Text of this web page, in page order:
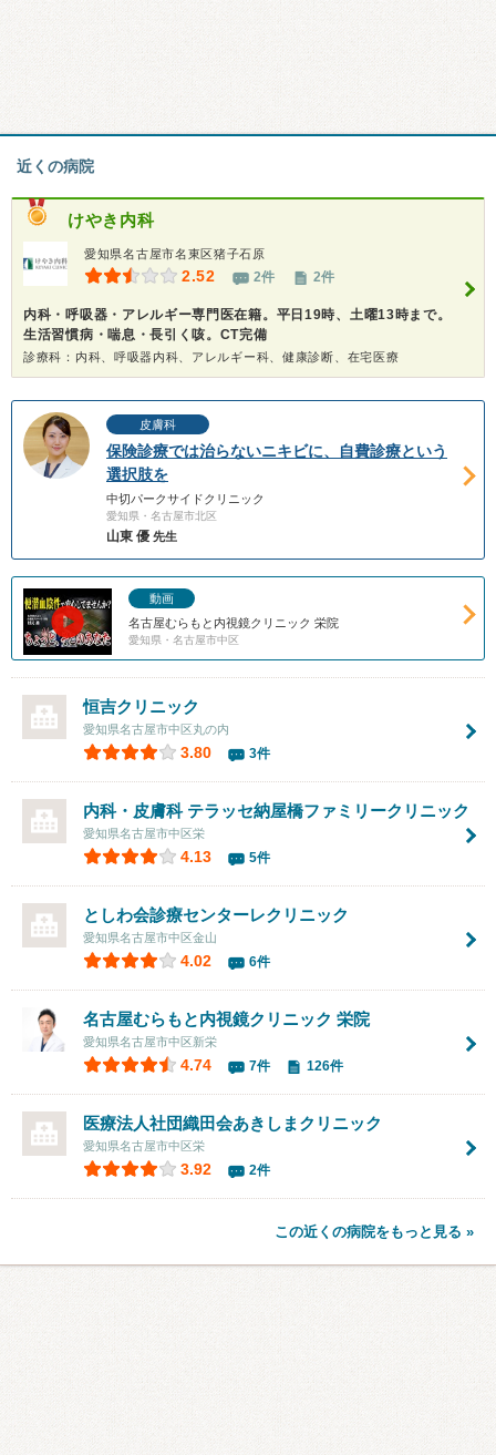
近くの病院
けやき内科
愛知県名古屋市名東区猪子石原
2.52 2件 2件
内科・呼吸器・アレルギー専門医在籍。平日19時、土曜13時まで。
生活習慣病・喘息・長引く咳。CT完備
診療科：内科、呼吸器内科、アレルギー科、健康診断、在宅医療
皮膚科
保険診療では治らないニキビに、自費診療という
選択肢を
中切パークサイドクリニック
愛知県・名古屋市北区
山東 優 先生
動画
名古屋むらもと内視鏡クリニック 栄院
愛知県・名古屋市中区
恒吉クリニック
愛知県名古屋市中区丸の内
3.80 3件
内科・皮膚科 テラッセ納屋橋ファミリークリニック
愛知県名古屋市中区栄
4.13 5件
としわ会診療センターレクリニック
愛知県名古屋市中区金山
4.02 6件
名古屋むらもと内視鏡クリニック 栄院
愛知県名古屋市中区新栄
4.74 7件 126件
医療法人社団織田会あきしまクリニック
愛知県名古屋市中区栄
3.92 2件
この近くの病院をもっと見る »